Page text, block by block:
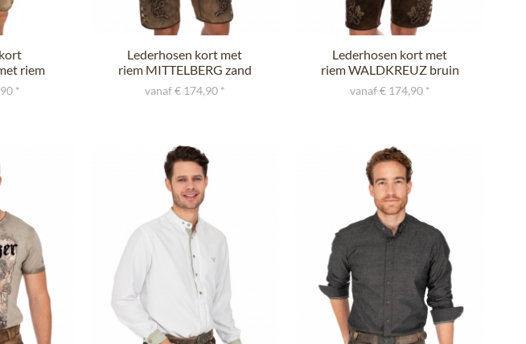
riem
*
Lederhosen kort met
riem MITTELBERG zand
vanaf € 174,90 *
Lederhosen kort met
riem WALDKREUZ bruin
vanaf € 174,90 *